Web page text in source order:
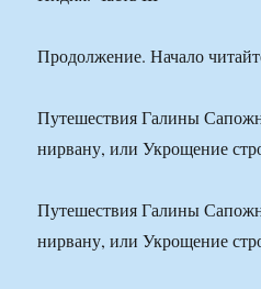
Продолжение. Начало
Путешествия Галины
нирвану, или Укрощение
Путешествия Галины
нирвану, или Укрощение